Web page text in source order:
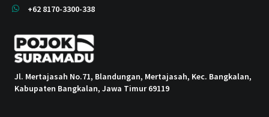
+62 8170-3300-338
Jl. Mertajasah No.71, Blandungan, Mertajasah, Kec. Bangkalan,
Kabupaten Bangkalan, Jawa Timur 69119